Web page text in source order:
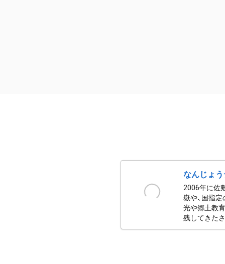
なんじょ
2006年に佐
嶽や、国指
光や郷土教
残してきた